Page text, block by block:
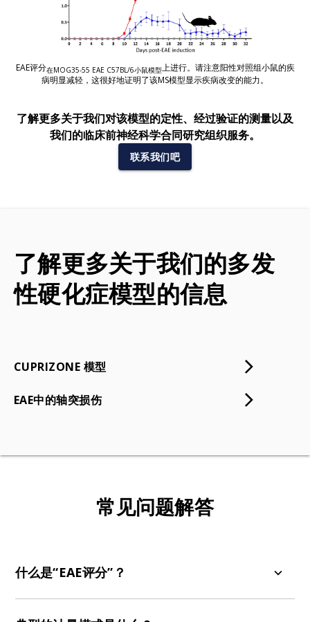
EAE评分在MOG35-55 EAE C57BL/6小鼠模型上进行。请注意阳性对照组小鼠的疾
病明显减轻，这很好地证明了该MS模型显示疾病改变的能力。
了解更多关于我们对该模型的定性、经过验证的测量以及
我们的临床前神经科学合同研究组织服务。
联系我们吧
了解更多关于我们的多发
性硬化症模型的信息
CUPRIZONE 模型
EAE中的轴突损伤
常见问题解答
什么是“EAE评分”？